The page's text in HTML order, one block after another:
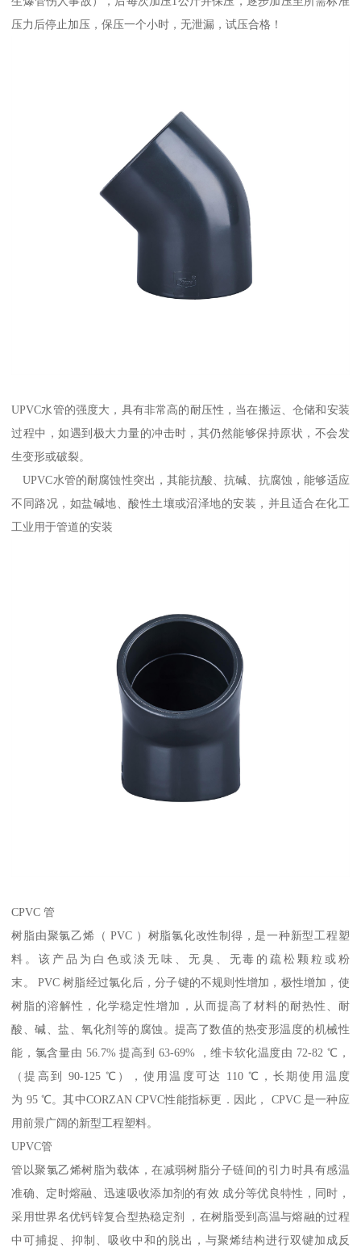
压力后停止加压，保压一个小时，无泄漏，试压合格！
UPVC水管的强度大，具有非常高的耐压性，当在搬运、仓储和安装
过程中，如遇到极大力量的冲击时，其仍然能够保持原状，不会发
生变形或破裂。
UPVC水管的耐腐蚀性突出，其能抗酸、抗碱、抗腐蚀，能够适应
不同路况，如盐碱地、酸性土壤或沼泽地的安装，并且适合在化工
工业用于管道的安装
CPVC 管
树脂由聚氯乙烯（ PVC ）树脂氯化改性制得，是一种新型工程塑
料。该产品为白色或淡无味、无臭、无毒的疏松颗粒或粉
末。 PVC 树脂经过氯化后，分子键的不规则性增加，极性增加，使
树脂的溶解性，化学稳定性增加，从而提高了材料的耐热性、耐
酸、碱、盐、氧化剂等的腐蚀。提高了数值的热变形温度的机械性
能，氯含量由 56.7% 提高到 63-69% ，维卡软化温度由 72-82 ℃，
（提高到 90-125 ℃），使用温度可达 110 ℃，长期使用温度
为 95 ℃。其中CORZAN CPVC性能指标更．因此， CPVC 是一种应
用前景广阔的新型工程塑料。
UPVC管
管以聚氯乙烯树脂为载体，在减弱树脂分子链间的引力时具有感温
准确、定时熔融、迅速吸收添加剂的有效 成分等优良特性，同时，
采用世界名优钙锌复合型热稳定剂 ，在树脂受到高温与熔融的过程
中可捕捉、抑制、吸收中和的脱出，与聚烯结构进行双键加成反